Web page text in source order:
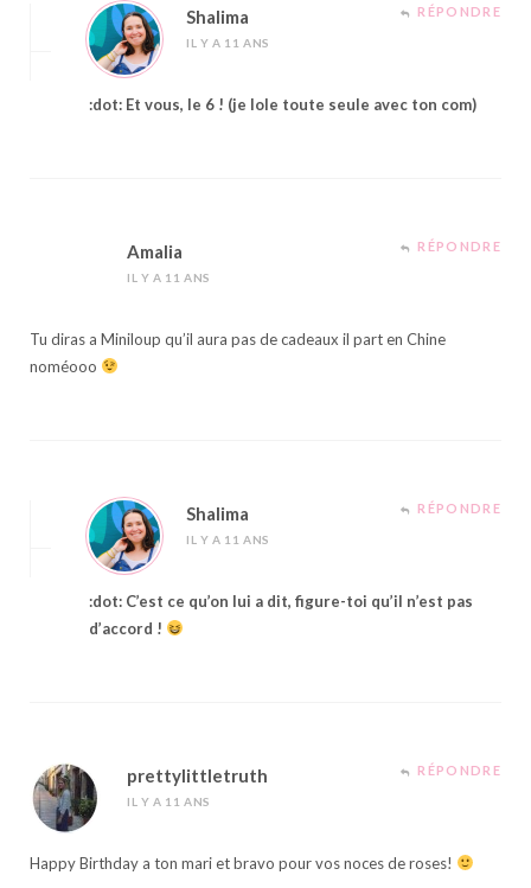
Shalima
IL Y A 11 ANS
RÉPONDRE
:dot: Et vous, le 6 ! (je lole toute seule avec ton com)
Amalia
IL Y A 11 ANS
RÉPONDRE
Tu diras a Miniloup qu’il aura pas de cadeaux il part en Chine
noméooo
Shalima
IL Y A 11 ANS
RÉPONDRE
:dot: C’est ce qu’on lui a dit, figure-toi qu’il n’est pas
d’accord !
prettylittletruth
IL Y A 11 ANS
RÉPONDRE
Happy Birthday a ton mari et bravo pour vos noces de roses!